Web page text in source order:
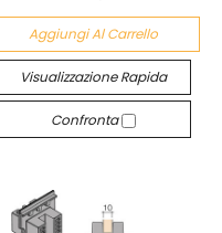
Aggiungi Al Carrello
Visualizzazione Rapida
Confronta